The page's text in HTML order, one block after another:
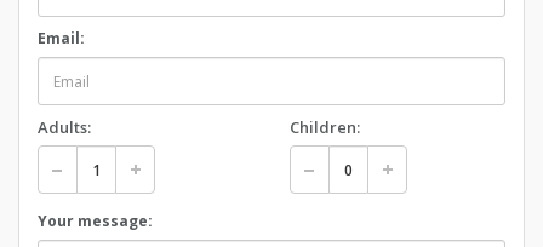
Email:
Adults: Children:
Your message: